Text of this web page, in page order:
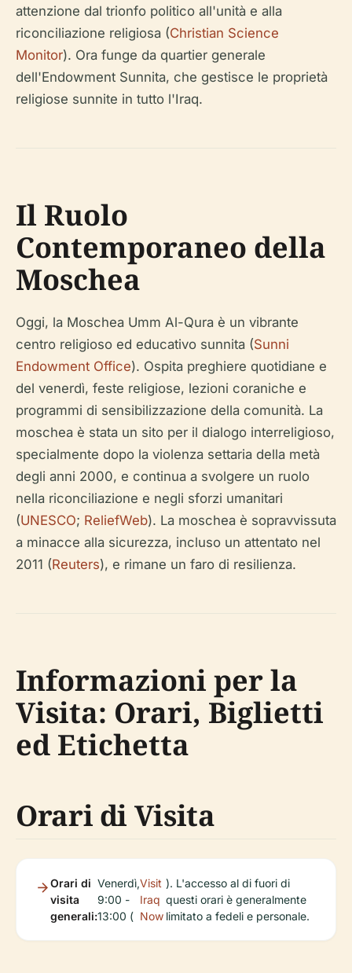
attenzione dal trionfo politico all'unità e alla
riconciliazione religiosa (Christian Science
Monitor). Ora funge da quartier generale
dell'Endowment Sunnita, che gestisce le proprietà
religiose sunnite in tutto l'Iraq.
Il Ruolo
Contemporaneo della
Moschea
Oggi, la Moschea Umm Al-Qura è un vibrante
centro religioso ed educativo sunnita (Sunni
Endowment Office). Ospita preghiere quotidiane e
del venerdì, feste religiose, lezioni coraniche e
programmi di sensibilizzazione della comunità. La
moschea è stata un sito per il dialogo interreligioso,
specialmente dopo la violenza settaria della metà
degli anni 2000, e continua a svolgere un ruolo
nella riconciliazione e negli sforzi umanitari
(UNESCO; ReliefWeb). La moschea è sopravvissuta
a minacce alla sicurezza, incluso un attentato nel
2011 (Reuters), e rimane un faro di resilienza.
Informazioni per la
Visita: Orari, Biglietti
ed Etichetta
Orari di Visita
Orari di
visita
generali:
Venerdì,
9:00 -
13:00 (
Visit
Iraq
Now
). L'accesso al di fuori di
questi orari è generalmente
limitato a fedeli e personale.